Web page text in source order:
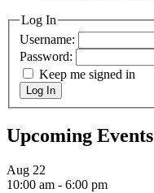
Log In
Username:
Password:
Keep me signed in
Log In
Upcoming Events
Aug 22
10:00 am - 6:00 pm